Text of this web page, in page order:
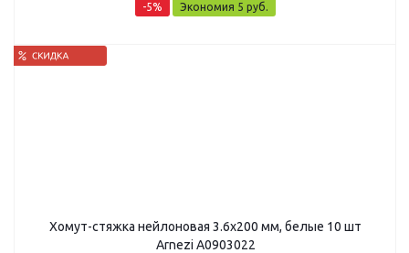
-5% Экономия 5 руб.
Хомут-стяжка нейлоновая 3.6x200 мм, белые 10 шт
Arnezi A0903022